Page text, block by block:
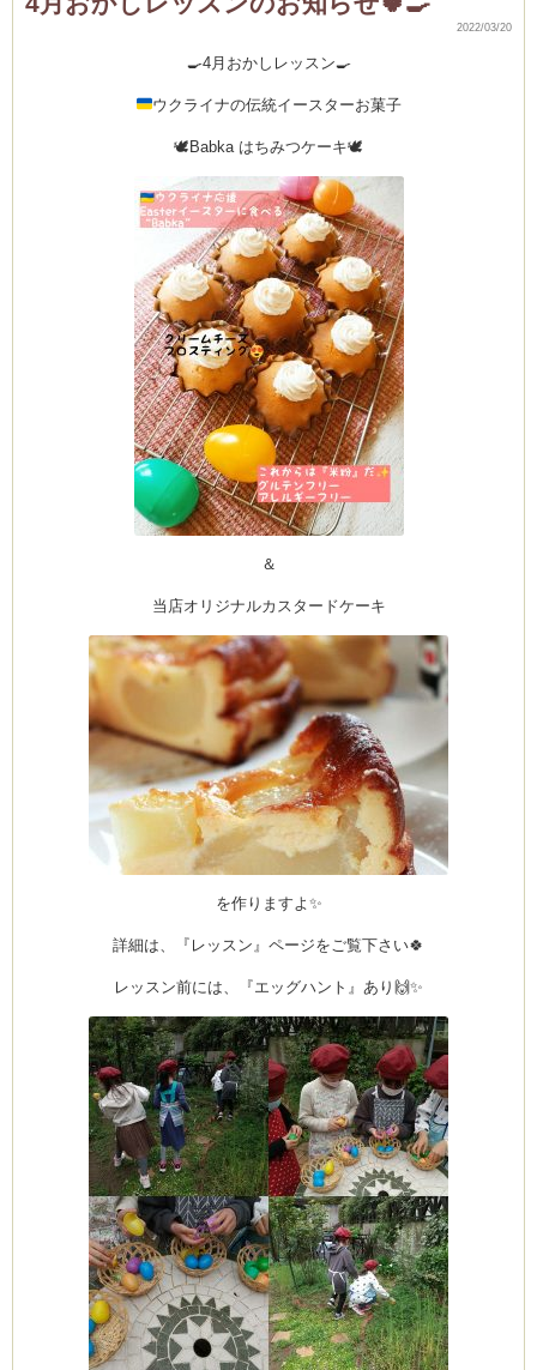
CEDO)
ロ
ン
2022/03/20
🍳4月おかしレッスン🍳
ウクライナの伝統イースターお菓子
🕊️Babka はちみつケーキ🕊️
＆
当店オリジナルカスタードケーキ
を作りますよ✨
詳細は、『レッスン』ページをご覧下さい🍀
レッスン前には、『エッグハント』あり🙌✨